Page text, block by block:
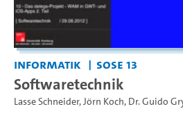
Informatik SoSe 13
Softwaretechnik
Lasse Schneider,Jörn Koch, Dr. Guido